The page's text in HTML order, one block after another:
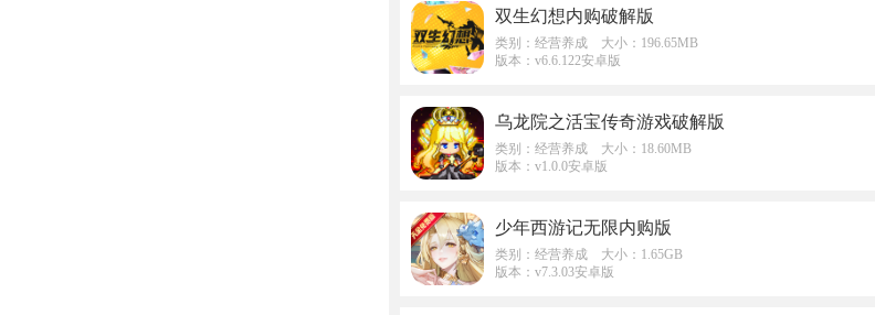
双生幻想内购破解版
类别：经营养成 大小：196.65MB
版本：v6.6.122安卓版
乌龙院之活宝传奇游戏破解版
类别：经营养成 大小：18.60MB
版本：v1.0.0安卓版
少年西游记无限内购版
类别：经营养成 大小：1.65GB
版本：v7.3.03安卓版